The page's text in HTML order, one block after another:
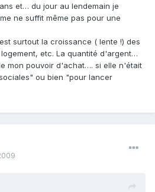
et… du jour au lendemain je
ne suffit même pas pour une
surtout la croissance ( lente !) des
etc. La quantité d'argent…
mon pouvoir d'achat…. si elle n'était
ou bien "pour lancer